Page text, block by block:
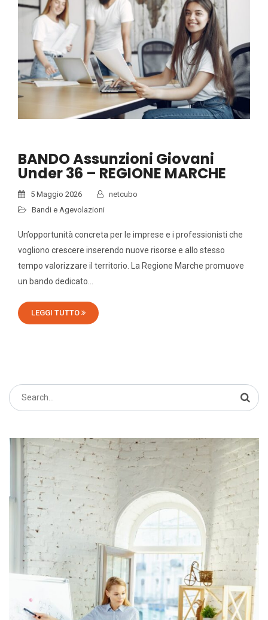
BANDO Assunzioni Giovani
Under 36 – REGIONE MARCHE
5 Maggio 2026
netcubo
Bandi e Agevolazioni
Un’opportunità concreta per le imprese e i professionisti che
vogliono crescere inserendo nuove risorse e allo stesso
tempo valorizzare il territorio. La Regione Marche promuove
un bando dedicato…
LEGGI TUTTO
Search
for: